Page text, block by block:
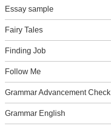
Essay sample
Fairy Tales
Finding Job
Follow Me
Grammar Advancement Check
Grammar English